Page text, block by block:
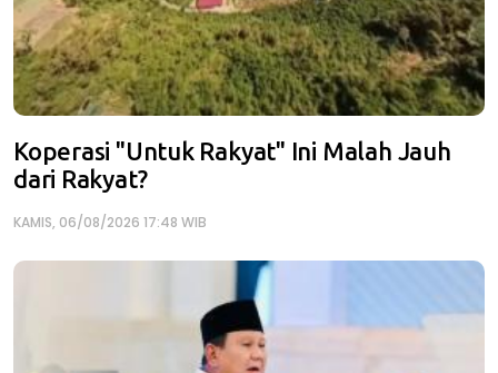
Koperasi "Untuk Rakyat" Ini Malah Jauh
dari Rakyat?
KAMIS, 06/08/2026 17:48 WIB